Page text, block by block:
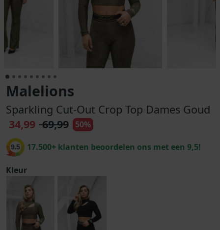
Malelions
Sparkling Cut-Out Crop Top Dames Goud
34,99 69,99 50%
9.5 17.500+ klanten beoordelen ons met een 9,5!
Kleur